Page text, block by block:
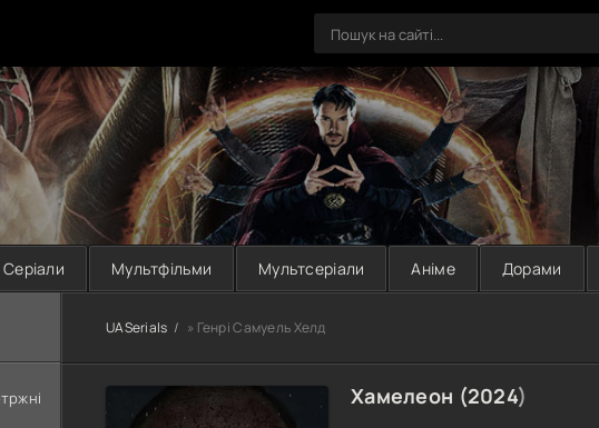
Серіали Мультфільми Мультсеріали Аніме Дорами
UASerials » Генрі Самуель Хелд
Хамелеон (2024)